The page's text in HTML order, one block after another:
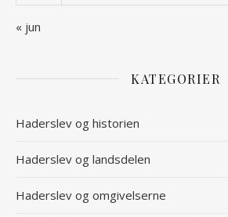
« jun
KATEGORIER
Haderslev og historien
Haderslev og landsdelen
Haderslev og omgivelserne